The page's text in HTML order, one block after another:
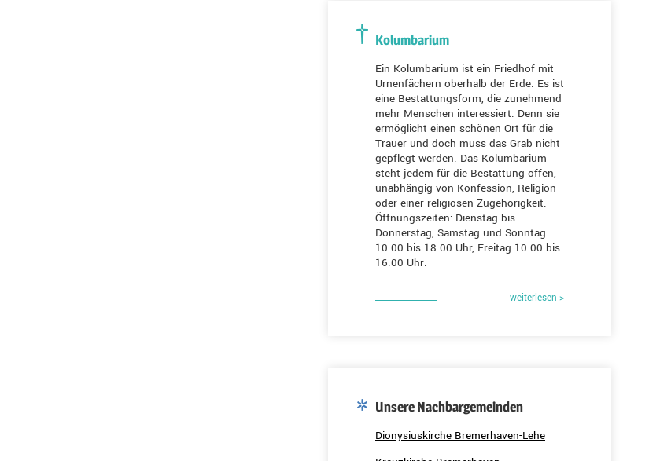
Kolumbarium
Ein Kolumbarium ist ein Friedhof mit
Urnenfächern oberhalb der Erde. Es ist
eine Bestattungsform, die zunehmend
mehr Menschen interessiert. Denn sie
ermöglicht einen schönen Ort für die
Trauer und doch muss das Grab nicht
gepflegt werden. Das Kolumbarium
steht jedem für die Bestattung offen,
unabhängig von Konfession, Religion
oder einer religiösen Zugehörigkeit.
Öffnungszeiten: Dienstag bis
Donnerstag, Samstag und Sonntag
10.00 bis 18.00 Uhr, Freitag 10.00 bis
16.00 Uhr.
weiterlesen >
Unsere Nachbargemeinden
Dionysiuskirche Bremerhaven-Lehe